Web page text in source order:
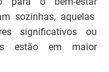
sozinhas, aquelas
significativos ou
estão em maior